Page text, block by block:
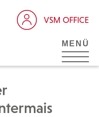
VSM OFFICE
MENÜ